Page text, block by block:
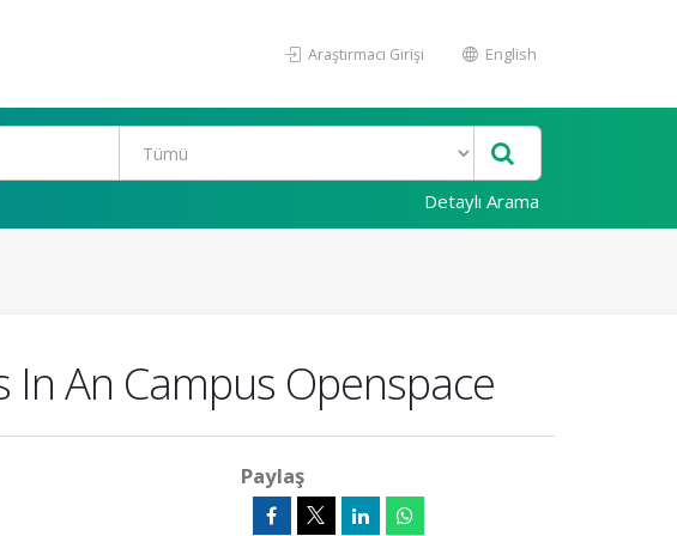
Araştırmacı Girişi English
Detaylı Arama
An Campus Openspace
Paylaş